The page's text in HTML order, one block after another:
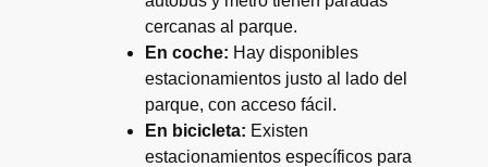
cercanas al parque.
En coche: Hay disponibles
estacionamientos justo al lado del
parque, con acceso fácil.
En bicicleta: Existen
estacionamientos específicos para